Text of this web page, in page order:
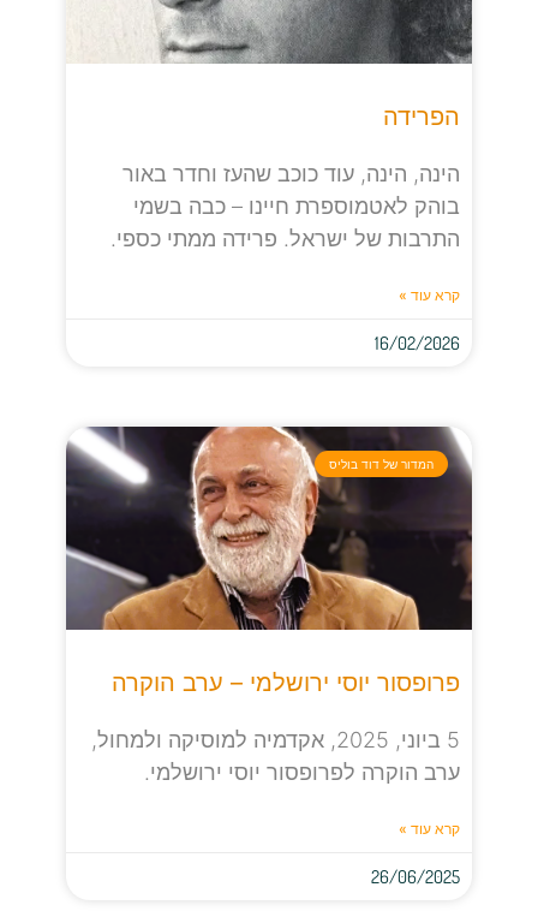
הפרידה
הינה, הינה, עוד כוכב שהעז וחדר באור
בוהק לאטמוספרת חיינו – כבה בשמי
התרבות של ישראל. פרידה ממתי כספי.
קרא עוד »
16/02/2026
המדור של דוד בוליס
פרופסור יוסי ירושלמי – ערב הוקרה
5 ביוני, 2025, אקדמיה למוסיקה ולמחול,
ערב הוקרה לפרופסור יוסי ירושלמי.
קרא עוד »
26/06/2025